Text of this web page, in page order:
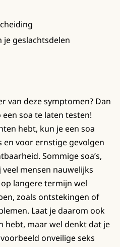
geslachtsdelen
van deze symptomen? Dan
soa te laten testen!
hebt, kun je een soa
en voor ernstige gevolgen
Sommige soa’s,
mensen nauwelijks
langere termijn wel
zoals ontstekingen of
Laat je daarom ook
hebt, maar wel denkt dat je
onveilige seks